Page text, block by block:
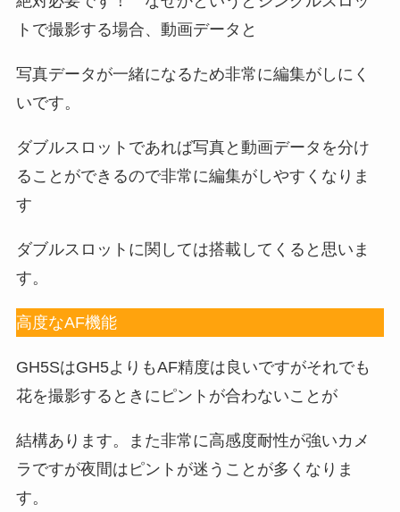
トで撮影する場合、動画データと
写真データが一緒になるため非常に編集がしにく
いです。
ダブルスロットであれば写真と動画データを分け
ることができるので非常に編集がしやすくなりま
す
ダブルスロットに関しては搭載してくると思いま
す。
高度なAF機能
GH5SはGH5よりもAF精度は良いですがそれでも
花を撮影するときにピントが合わないことが
結構あります。また非常に高感度耐性が強いカメ
ラですが夜間はピントが迷うことが多くなりま
す。